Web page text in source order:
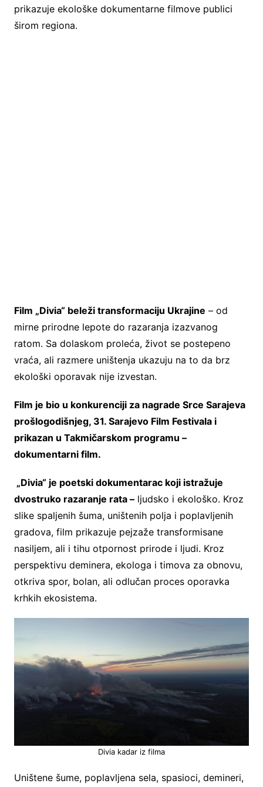
prikazuje ekološke dokumentarne filmove publici
širom regiona.
Film „Divia“ beleži transformaciju Ukrajine – od
mirne prirodne lepote do razaranja izazvanog
ratom. Sa dolaskom proleća, život se postepeno
vraća, ali razmere uništenja ukazuju na to da brz
ekološki oporavak nije izvestan.
Film je bio u konkurenciji za nagrade Srce Sarajeva
prošlogodišnjeg, 31. Sarajevo Film Festivala i
prikazan u Takmičarskom programu –
dokumentarni film.
„Divia“ je poetski dokumentarac koji istražuje
dvostruko razaranje rata –ljudsko i ekološko. Kroz
slike spaljenih šuma, uništenih polja i poplavljenih
gradova, film prikazuje pejzaže transformisane
nasiljem, ali i tihu otpornost prirode i ljudi. Kroz
perspektivu deminera, ekologa i timova za obnovu,
otkriva spor, bolan, ali odlučan proces oporavka
krhkih ekosistema.
Divia kadar iz filma
Uništene šume, poplavljena sela, spasioci, demineri,